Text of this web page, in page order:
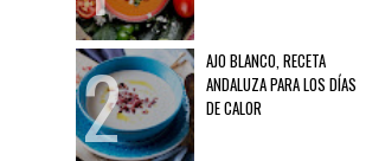
AJO BLANCO, RECETA
ANDALUZA PARA LOS DÍAS
DE CALOR